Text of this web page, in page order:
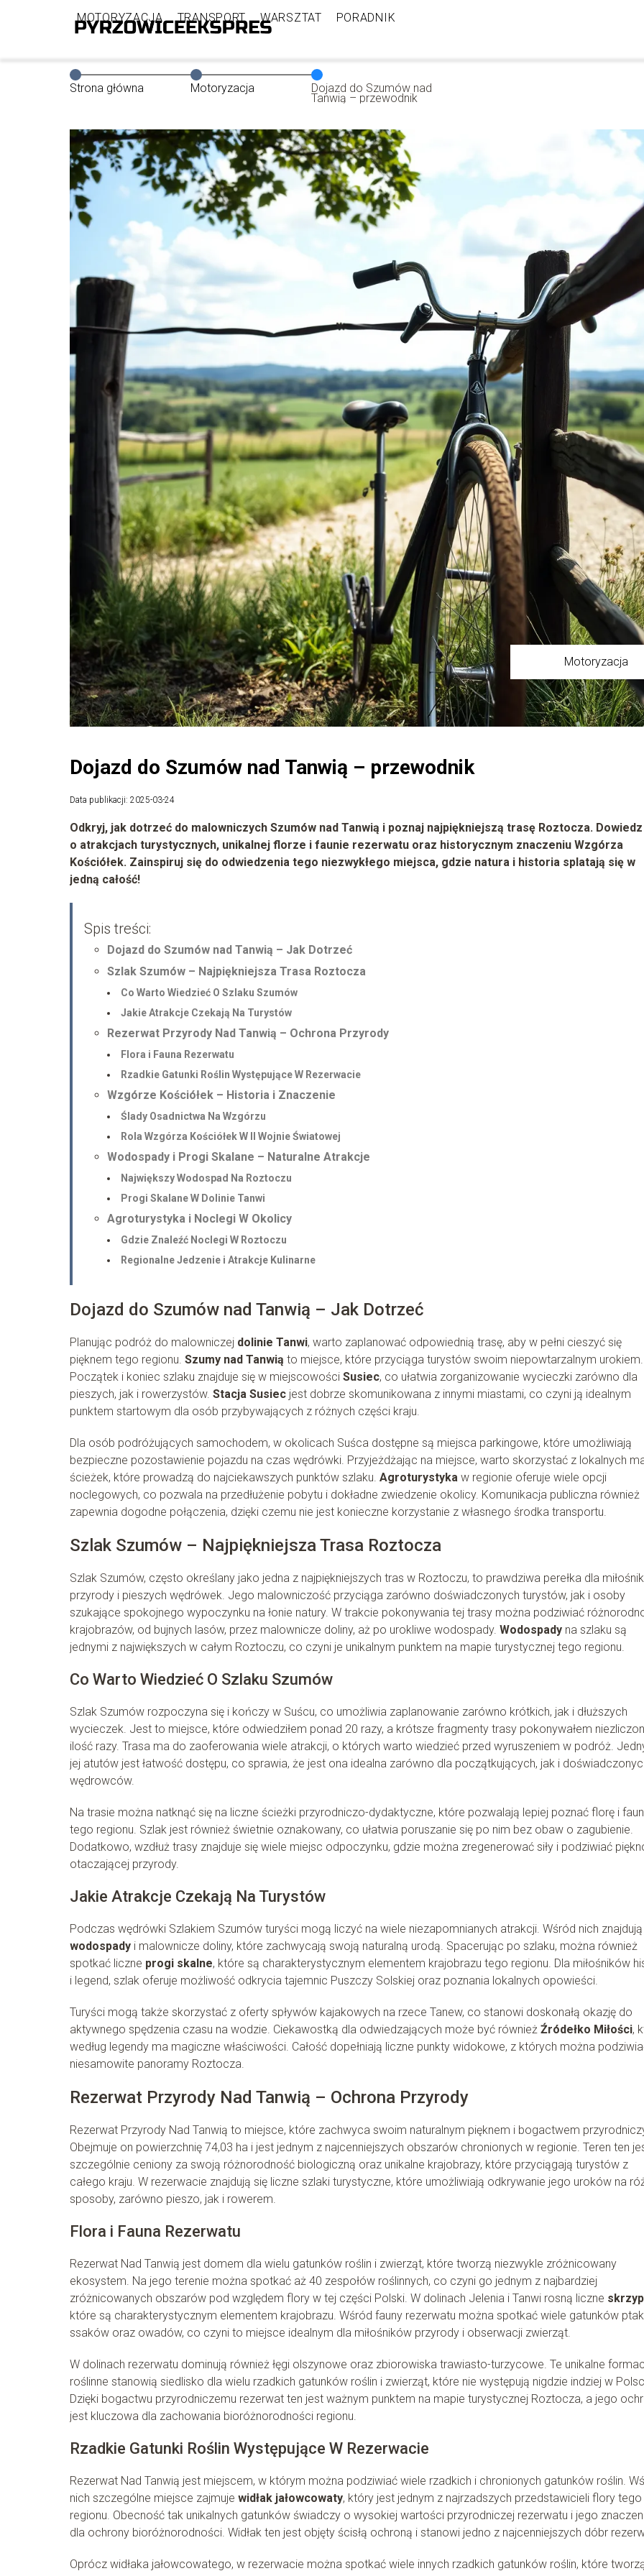
MOTORYZACJA TRANSPORT WARSZTAT PORADNIK
Strona główna Motoryzacja Dojazd do Szumów nad
Tanwią – przewodnik
Motoryzacja
Dojazd do Szumów nad Tanwią – przewodnik
Data publikacji: 2025-03-24
Odkryj, jak dotrzeć do malowniczych Szumów nad Tanwią i poznaj najpiękniejszą trasę Roztocza.
o atrakcjach turystycznych, unikalnej florze i faunie rezerwatu oraz historycznym znaczeniu Wzgórza
Kościółek. Zainspiruj się do odwiedzenia tego niezwykłego miejsca, gdzie natura i historia splatają się w
jedną całość!
Spis treści:
Dojazd do Szumów nad Tanwią – Jak Dotrzeć
Szlak Szumów – Najpiękniejsza Trasa Roztocza
Co Warto Wiedzieć O Szlaku Szumów
Jakie Atrakcje Czekają Na Turystów
Rezerwat Przyrody Nad Tanwią – Ochrona Przyrody
Flora i Fauna Rezerwatu
Rzadkie Gatunki Roślin Występujące W Rezerwacie
Wzgórze Kościółek – Historia i Znaczenie
Ślady Osadnictwa Na Wzgórzu
Rola Wzgórza Kościółek W II Wojnie Światowej
Wodospady i Progi Skalane – Naturalne Atrakcje
Największy Wodospad Na Roztoczu
Progi Skalane W Dolinie Tanwi
Agroturystyka i Noclegi W Okolicy
Gdzie Znaleźć Noclegi W Roztoczu
Regionalne Jedzenie i Atrakcje Kulinarne
Dojazd do Szumów nad Tanwią – Jak Dotrzeć
Planując podróż do malowniczej dolinie Tanwi, warto zaplanować odpowiednią trasę, aby w pełni cieszyć się
pięknem tego regionu. Szumy nad Tanwią to miejsce, które przyciąga turystów swoim niepowtarzalnym urokiem.
Początek i koniec szlaku znajduje się w miejscowości Susiec, co ułatwia zorganizowanie wycieczki zarówno dla
pieszych, jak i rowerzystów. Stacja Susiec jest dobrze skomunikowana z innymi miastami, co czyni ją idealnym
punktem startowym dla osób przybywających z różnych części kraju.
Dla osób podróżujących samochodem, w okolicach Suśca dostępne są miejsca parkingowe, które umożliwiają
bezpieczne pozostawienie pojazdu na czas wędrówki. Przyjeżdżając na miejsce, warto skorzystać z lokalnych
ścieżek, które prowadzą do najciekawszych punktów szlaku. Agroturystyka w regionie oferuje wiele opcji
noclegowych, co pozwala na przedłużenie pobytu i dokładne zwiedzenie okolicy. Komunikacja publiczna również
zapewnia dogodne połączenia, dzięki czemu nie jest konieczne korzystanie z własnego środka transportu.
Szlak Szumów – Najpiękniejsza Trasa Roztocza
Szlak Szumów, często określany jako jedna z najpiękniejszych tras w Roztoczu, to prawdziwa perełka dla
przyrody i pieszych wędrówek. Jego malowniczość przyciąga zarówno doświadczonych turystów, jak i osoby
szukające spokojnego wypoczynku na łonie natury. W trakcie pokonywania tej trasy można podziwiać
krajobrazów, od bujnych lasów, przez malownicze doliny, aż po urokliwe wodospady. Wodospady na szlaku są
jednymi z największych w całym Roztoczu, co czyni je unikalnym punktem na mapie turystycznej tego regionu.
Co Warto Wiedzieć O Szlaku Szumów
Szlak Szumów rozpoczyna się i kończy w Suścu, co umożliwia zaplanowanie zarówno krótkich, jak i dłuższych
wycieczek. Jest to miejsce, które odwiedziłem ponad 20 razy, a krótsze fragmenty trasy pokonywałem
ilość razy. Trasa ma do zaoferowania wiele atrakcji, o których warto wiedzieć przed wyruszeniem w podróż.
jej atutów jest łatwość dostępu, co sprawia, że jest ona idealna zarówno dla początkujących, jak i
wędrowców.
Na trasie można natknąć się na liczne ścieżki przyrodniczo-dydaktyczne, które pozwalają lepiej poznać florę i
tego regionu. Szlak jest również świetnie oznakowany, co ułatwia poruszanie się po nim bez obaw o zagubienie.
Dodatkowo, wzdłuż trasy znajduje się wiele miejsc odpoczynku, gdzie można zregenerować siły i podziwiać
otaczającej przyrody.
Jakie Atrakcje Czekają Na Turystów
Podczas wędrówki Szlakiem Szumów turyści mogą liczyć na wiele niezapomnianych atrakcji. Wśród nich znajdują
wodospady i malownicze doliny, które zachwycają swoją naturalną urodą. Spacerując po szlaku, można również
spotkać liczne progi skalne, które są charakterystycznym elementem krajobrazu tego regionu. Dla miłośników
i legend, szlak oferuje możliwość odkrycia tajemnic Puszczy Solskiej oraz poznania lokalnych opowieści.
Turyści mogą także skorzystać z oferty spływów kajakowych na rzece Tanew, co stanowi doskonałą okazję do
aktywnego spędzenia czasu na wodzie. Ciekawostką dla odwiedzających może być również Źródełko Miłości,
według legendy ma magiczne właściwości. Całość dopełniają liczne punkty widokowe, z których można
niesamowite panoramy Roztocza.
Rezerwat Przyrody Nad Tanwią – Ochrona Przyrody
Rezerwat Przyrody Nad Tanwią to miejsce, które zachwyca swoim naturalnym pięknem i bogactwem
Obejmuje on powierzchnię 74,03 ha i jest jednym z najcenniejszych obszarów chronionych w regionie. Teren ten
szczególnie ceniony za swoją różnorodność biologiczną oraz unikalne krajobrazy, które przyciągają turystów z
całego kraju. W rezerwacie znajdują się liczne szlaki turystyczne, które umożliwiają odkrywanie jego uroków na
sposoby, zarówno pieszo, jak i rowerem.
Flora i Fauna Rezerwatu
Rezerwat Nad Tanwią jest domem dla wielu gatunków roślin i zwierząt, które tworzą niezwykle zróżnicowany
ekosystem. Na jego terenie można spotkać aż 40 zespołów roślinnych, co czyni go jednym z najbardziej
zróżnicowanych obszarów pod względem flory w tej części Polski. W dolinach Jelenia i Tanwi rosną liczne
które są charakterystycznym elementem krajobrazu. Wśród fauny rezerwatu można spotkać wiele gatunków
ssaków oraz owadów, co czyni to miejsce idealnym dla miłośników przyrody i obserwacji zwierząt.
W dolinach rezerwatu dominują również łęgi olszynowe oraz zbiorowiska trawiasto-turzycowe. Te unikalne
roślinne stanowią siedlisko dla wielu rzadkich gatunków roślin i zwierząt, które nie występują nigdzie indziej w
Dzięki bogactwu przyrodniczemu rezerwat ten jest ważnym punktem na mapie turystycznej Roztocza, a jego
jest kluczowa dla zachowania bioróżnorodności regionu.
Rzadkie Gatunki Roślin Występujące W Rezerwacie
Rezerwat Nad Tanwią jest miejscem, w którym można podziwiać wiele rzadkich i chronionych gatunków roślin.
nich szczególne miejsce zajmuje widłak jałowcowaty, który jest jednym z najrzadszych przedstawicieli flory tego
regionu. Obecność tak unikalnych gatunków świadczy o wysokiej wartości przyrodniczej rezerwatu i jego
dla ochrony bioróżnorodności. Widłak ten jest objęty ścisłą ochroną i stanowi jedno z najcenniejszych dóbr
Oprócz widłaka jałowcowatego, w rezerwacie można spotkać wiele innych rzadkich gatunków roślin, które